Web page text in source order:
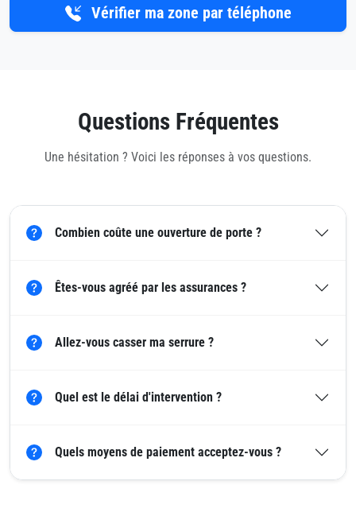
Vérifier ma zone par téléphone
Questions Fréquentes
Une hésitation ? Voici les réponses à vos questions.
Combien coûte une ouverture de porte ?
Êtes-vous agréé par les assurances ?
Allez-vous casser ma serrure ?
Quel est le délai d'intervention ?
Quels moyens de paiement acceptez-vous ?